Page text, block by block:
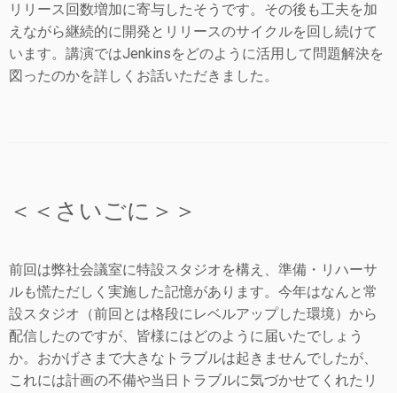
リリース回数増加に寄与したそうです。その後も工夫を加
えながら継続的に開発とリリースのサイクルを回し続けて
います。講演ではJenkinsをどのように活用して問題解決を
図ったのかを詳しくお話いただきました。
＜＜さいごに＞＞
前回は弊社会議室に特設スタジオを構え、準備・リハーサ
ルも慌ただしく実施した記憶があります。今年はなんと常
設スタジオ（前回とは格段にレベルアップした環境）から
配信したのですが、皆様にはどのように届いたでしょう
か。おかげさまで大きなトラブルは起きませんでしたが、
これには計画の不備や当日トラブルに気づかせてくれたリ